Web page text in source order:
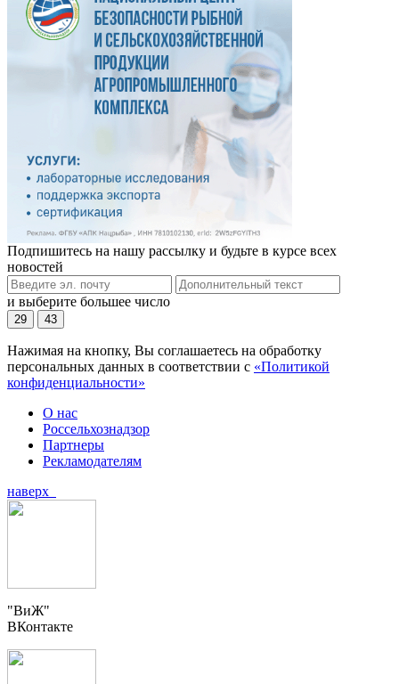
Подпишитесь на нашу рассылку и будьте в курсе всех
новостей
и выберите большее число
29 43
Нажимая на кнопку, Вы соглашаетесь на обработку
персональных данных в соответствии с «Политикой
конфиденциальности»
О нас
Россельхознадзор
Партнеры
Рекламодателям
наверх
"ВиЖ"
ВКонтакте